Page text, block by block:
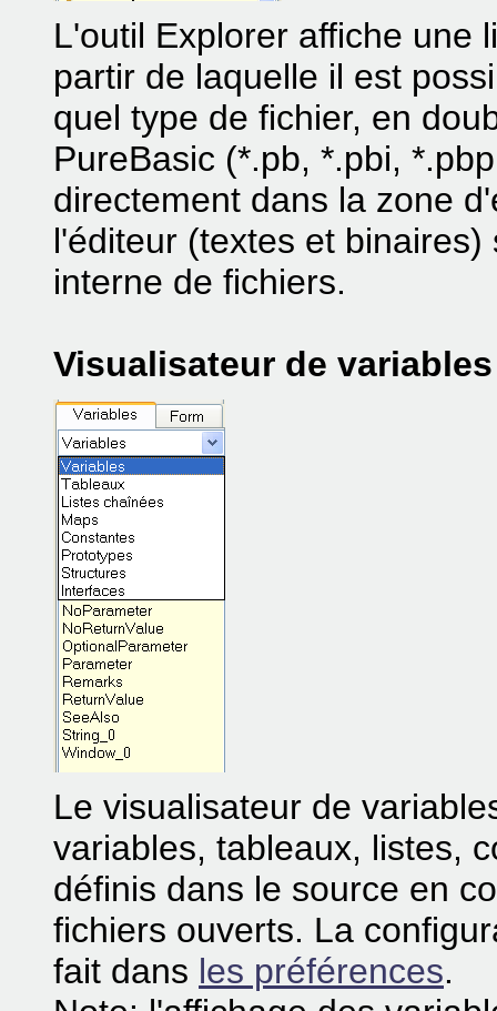
L'outil Explorer affiche une
partir de laquelle il est
quel type de fichier, en
PureBasic (*.pb, *.pbi,
directement dans la zone
l'éditeur (textes et
interne de fichiers.
Visualisateur de variables
Le visualisateur de
variables, tableaux, listes,
définis dans le source en
fichiers ouverts. La
fait dans les préférences.